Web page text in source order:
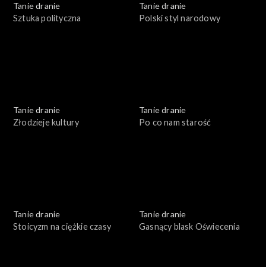
Tanie dranie
Sztuka polityczna
Tanie dranie
Polski styl narodowy
Tanie dranie
Złodzieje kultury
Tanie dranie
Po co nam starość
Tanie dranie
Stoicyzm na ciężkie czasy
Tanie dranie
Gasnący blask Oświecenia